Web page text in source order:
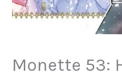
Monette 53: